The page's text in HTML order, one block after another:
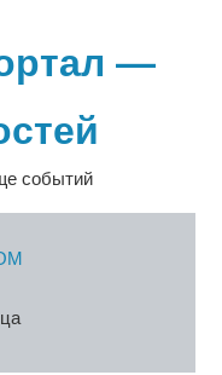
—
событий